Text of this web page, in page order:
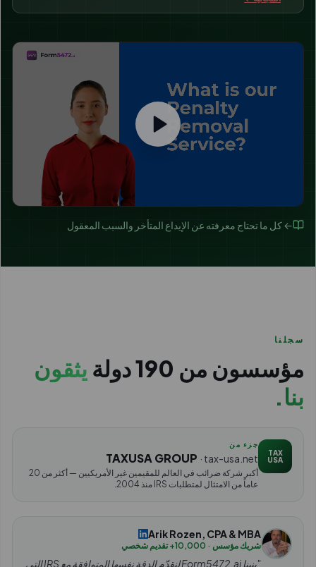
← كل ما تحتاج معرفته عن الإيداع المتأخر والسبب المعقول
سجلنا
مؤسسون من 190 دولة
يثقون
بنا.
TAX
USA
جزء من
TAXUSA GROUP · tax-usa.net
أكبر شركة ضرائب في العالم للمقيمين غير الأمريكيين — أكثر من 20
عاماً من الامتثال لمتطلبات IRS منذ 2004.
Arik Rozen, CPA & MBA
شريك مؤسس · 10,000+ تقديم شخصي
"بنينا Form5472.ai لنقدّم الدقة نفسها المتوافقة مع IRS التي